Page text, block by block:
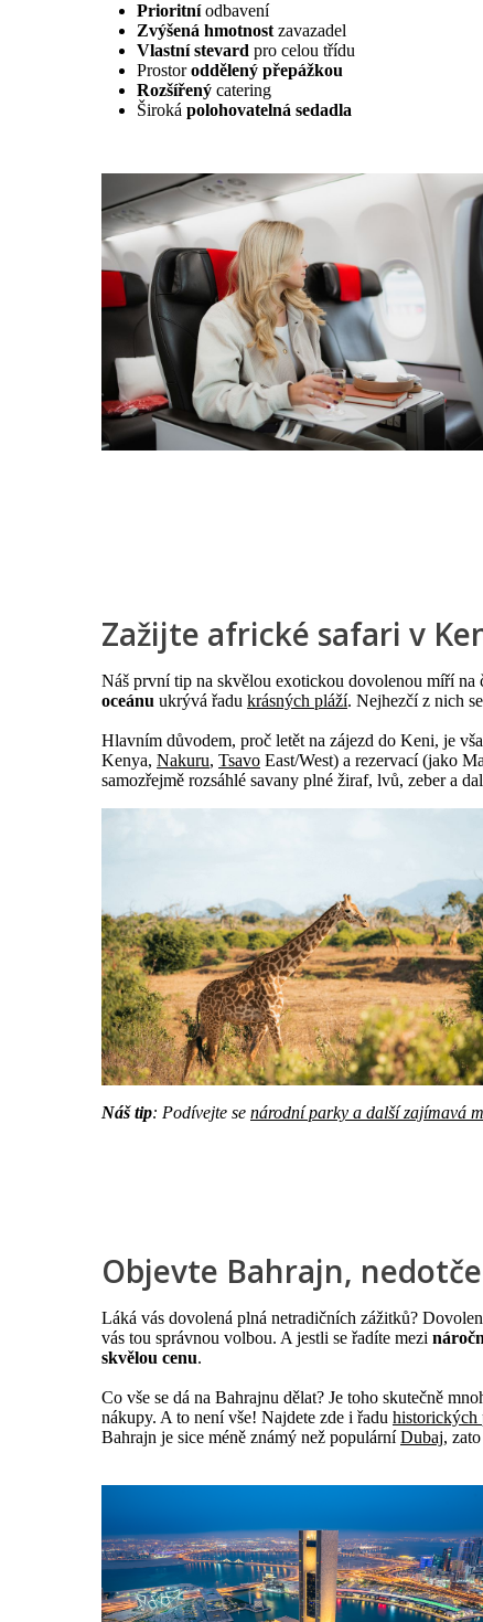
Prioritníodbavení
Zvýšená hmotnost zavazadel
Vlastní stevard pro celou třídu
Prostoroddělený přepážkou
Rozšířený catering
Široká polohovatelná sedadla
Zažijte africké safari v
Náš první tip na skvělou exotickou dovolenou míří na
oceánu ukrývá řadu krásných pláží. Nejhezčí z nich
Hlavním důvodem, proč letět na zájezd do Keni, je
Kenya, Nakuru, Tsavo East/West) a rezervací (jako
samozřejmě rozsáhlé savany plné žiraf, lvů, zeber a
Náš tip: Podívejte se národní parky a další zajímavá
Objevte Bahrajn,
Láká vás dovolená plná netradičních zážitků?
vás tou správnou volbou. A jestli se řadíte mezi
skvělou cenu.
Co vše se dá na Bahrajnu dělat? Je toho skutečně
nákupy. A to není vše! Najdete zde i řadu historických
Bahrajn je sice méně známý než populárníDubaj,